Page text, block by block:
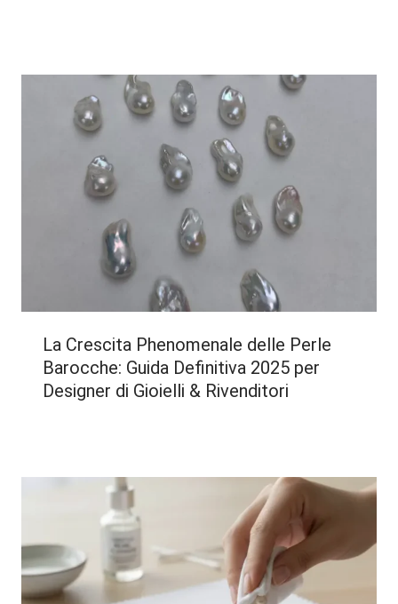
La Crescita Phenomenale delle Perle
Barocche: Guida Definitiva 2025 per
Designer di Gioielli & Rivenditori